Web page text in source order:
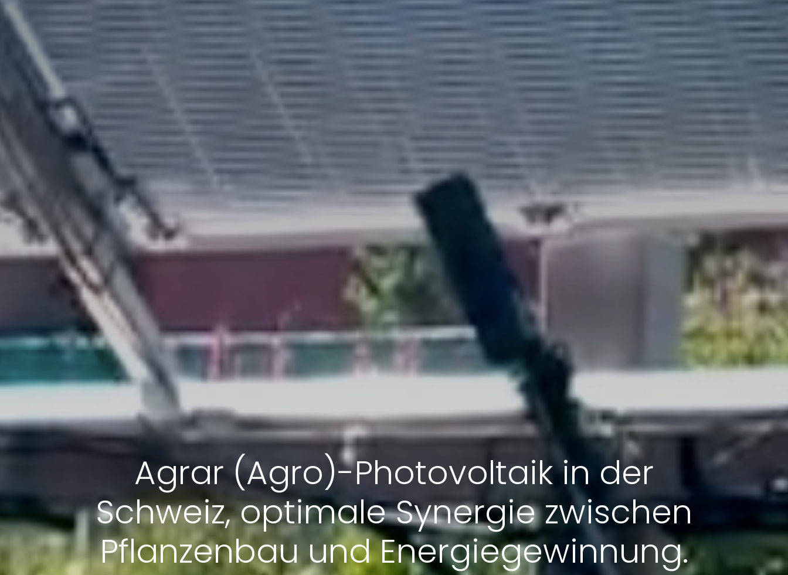
Agrar (Agro)-Photovoltaik in der
Schweiz, optimale Synergie zwischen
Pflanzenbau und Energiegewinnung.